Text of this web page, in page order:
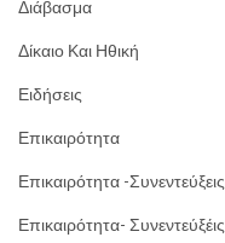
Διάβασμα
Δίκαιο Και Ηθική
Ειδήσεις
Επικαιρότητα
Επικαιρότητα -Συνεντεύξεις
Επικαιρότητα- Συνεντεύξέις